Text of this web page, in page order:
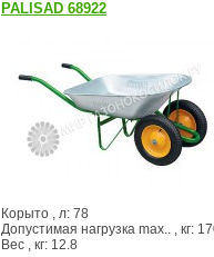
PALISAD 68922
Корыто , л: 78
Допустимая нагрузка max.. , кг:
Вес , кг: 12.8